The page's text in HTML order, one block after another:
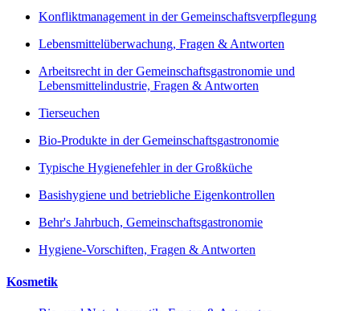
Konfliktmanagement in der Gemeinschaftsverpflegung
Lebensmittelüberwachung, Fragen & Antworten
Arbeitsrecht in der Gemeinschaftsgastronomie und
Lebensmittelindustrie, Fragen & Antworten
Tierseuchen
Bio-Produkte in der Gemeinschaftsgastronomie
Typische Hygienefehler in der Großküche
Basishygiene und betriebliche Eigenkontrollen
Behr's Jahrbuch, Gemeinschaftsgastronomie
Hygiene-Vorschiften, Fragen & Antworten
Kosmetik